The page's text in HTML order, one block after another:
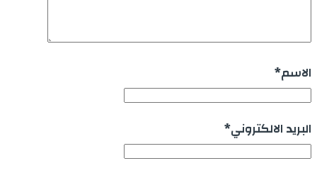
الاسم*
البريد الالكتروني*